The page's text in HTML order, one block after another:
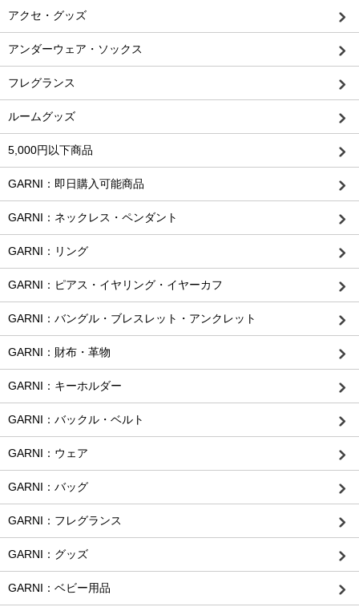
アクセ・グッズ
アンダーウェア・ソックス
フレグランス
ルームグッズ
5,000円以下商品
GARNI：即日購入可能商品
GARNI：ネックレス・ペンダント
GARNI：リング
GARNI：ピアス・イヤリング・イヤーカフ
GARNI：バングル・ブレスレット・アンクレット
GARNI：財布・革物
GARNI：キーホルダー
GARNI：バックル・ベルト
GARNI：ウェア
GARNI：バッグ
GARNI：フレグランス
GARNI：グッズ
GARNI：ベビー用品